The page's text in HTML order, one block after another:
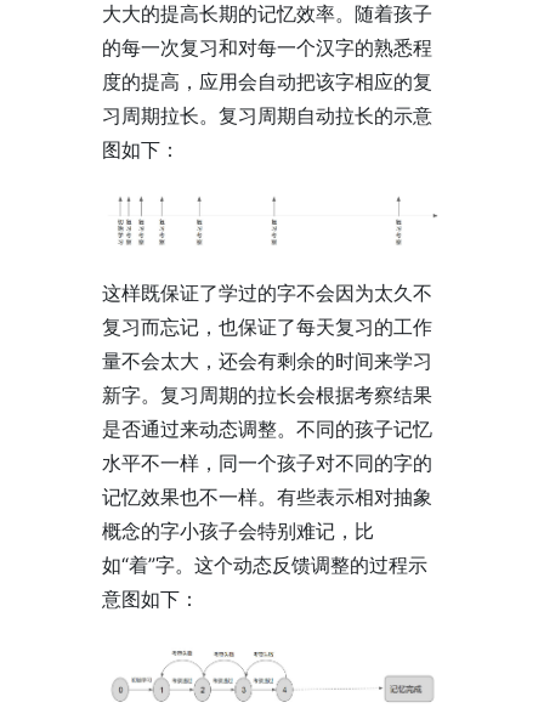
大大的提高长期的记忆效率。随着孩子
的每一次复习和对每一个汉字的熟悉程
度的提高，应用会自动把该字相应的复
习周期拉长。复习周期自动拉长的示意
图如下：
这样既保证了学过的字不会因为太久不
复习而忘记，也保证了每天复习的工作
量不会太大，还会有剩余的时间来学习
新字。复习周期的拉长会根据考察结果
是否通过来动态调整。不同的孩子记忆
水平不一样，同一个孩子对不同的字的
记忆效果也不一样。有些表示相对抽象
概念的字小孩子会特别难记，比
如“着”字。这个动态反馈调整的过程示
意图如下：